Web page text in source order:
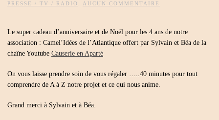
PRESSE / TV / RADIO
AUCUN COMMENTAIRE
MINUTES
DE
CAUSERIE
DÉCEMBRE
Le super cadeau d’anniversaire et de Noël pour les 4 ans de notre
association : Camel’Idées de l’Atlantique offert par Sylvain et Béa de la
chaîne Youtube Causerie en Aparté
On vous laisse prendre soin de vous régaler …..40 minutes pour tout
comprendre de A à Z notre projet et ce qui nous anime.
Grand merci à Sylvain et à Béa.